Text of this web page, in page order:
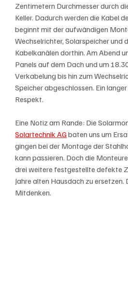
Zentimetern Durchmesser durch
Keller. Dadurch werden die Kabel
beginnt mit der aufwändigen
Wechselrichter, Solarspeicher und
Kabelkanälen dorthin. Am Abend
Panels auf dem Dach und um
Verkabelung bis hin zum
Speicher abgeschlossen. Ein
Respekt.
Eine Notiz am Rande: Die
Solartechnik AG baten uns um
gingen bei der Montage der
kann passieren. Doch die
drei weitere festgestellte defekte
Jahre alten Hausdach zu ersetzen.
Mitdenken.